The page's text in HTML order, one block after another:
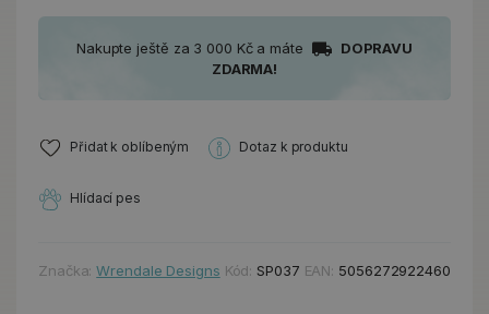
Nakupte ještě za 3 000 Kč a máte
DOPRAVU
ZDARMA!
Přidat k oblíbeným Dotaz k produktu
Hlídací pes
Značka:Wrendale Designs Kód: SP037 EAN: 5056272922460